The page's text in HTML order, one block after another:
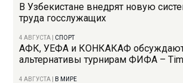
В Узбекистане внедрят новую
труда госслужащих
4 АВГУСТА СПОРТ
АФК, УЕФА и КОНКАКАФ обсуждают
альтернативы турнирам ФИФА –
4 АВГУСТА В МИРЕ